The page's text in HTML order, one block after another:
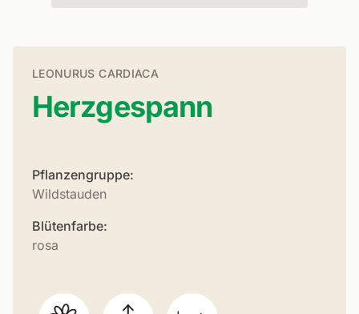
LEONURUS CARDIACA
Herzgespann
Pflanzengruppe:
Wildstauden
Blütenfarbe:
rosa